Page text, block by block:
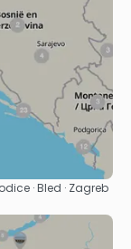
· Bled · Zagreb